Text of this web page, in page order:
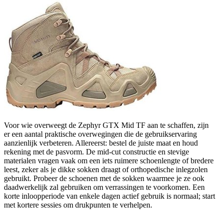
Voor wie overweegt de Zephyr GTX Mid TF aan te schaffen, zijn
er een aantal praktische overwegingen die de gebruikservaring
aanzienlijk verbeteren. Allereerst: bestel de juiste maat en houd
rekening met de pasvorm. De mid‑cut constructie en stevige
materialen vragen vaak om een iets ruimere schoenlengte of bredere
leest, zeker als je dikke sokken draagt of orthopedische inlegzolen
gebruikt. Probeer de schoenen met de sokken waarmee je ze ook
daadwerkelijk zal gebruiken om verrassingen te voorkomen. Een
korte inloopperiode van enkele dagen actief gebruik is normaal; start
met kortere sessies om drukpunten te verhelpen.